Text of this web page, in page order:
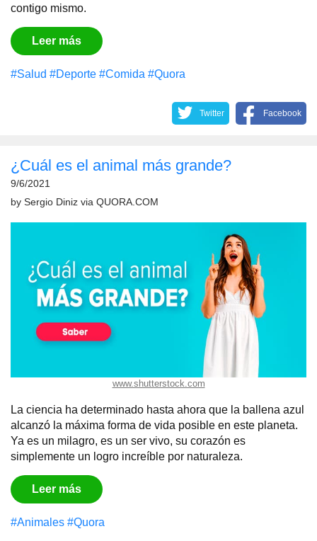
contigo mismo.
Leer más
#Salud #Deporte #Comida #Quora
Twitter Facebook
¿Cuál es el animal más grande?
9/6/2021
by Sergio Diniz via QUORA.COM
www.shutterstock.com
La ciencia ha determinado hasta ahora que la ballena azul
alcanzó la máxima forma de vida posible en este planeta.
Ya es un milagro, es un ser vivo, su corazón es
simplemente un logro increíble por naturaleza.
Leer más
#Animales #Quora